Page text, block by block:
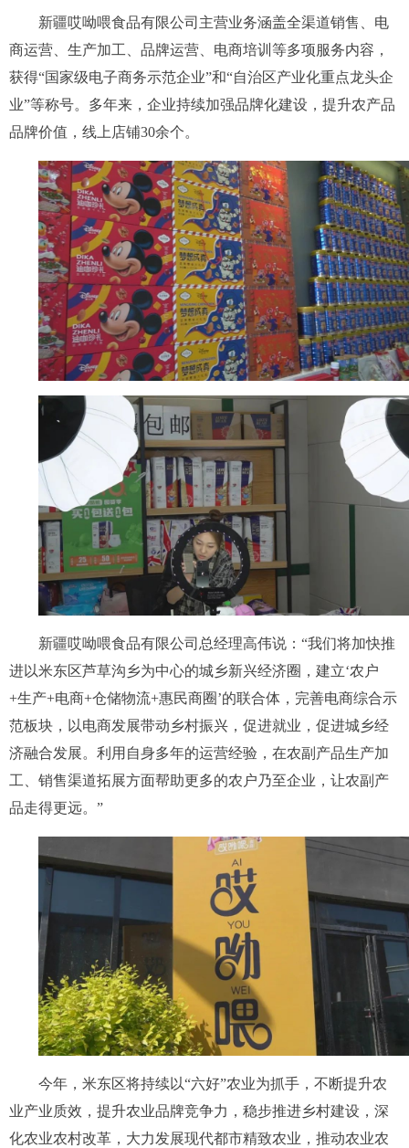
新疆哎呦喂食品有限公司主营业务涵盖全渠道销售、电
商运营、生产加工、品牌运营、电商培训等多项服务内容，
获得“国家级电子商务示范企业”和“自治区产业化重点龙头企
业”等称号。多年来，企业持续加强品牌化建设，提升农产品
品牌价值，线上店铺30余个。
新疆哎呦喂食品有限公司总经理高伟说：“我们将加快推
进以米东区芦草沟乡为中心的城乡新兴经济圈，建立‘农户
+生产+电商+仓储物流+惠民商圈’的联合体，完善电商综合示
范板块，以电商发展带动乡村振兴，促进就业，促进城乡经
济融合发展。利用自身多年的运营经验，在农副产品生产加
工、销售渠道拓展方面帮助更多的农户乃至企业，让农副产
品走得更远。”
今年，米东区将持续以“六好”农业为抓手，不断提升农
业产业质效，提升农业品牌竞争力，稳步推进乡村建设，深
化农业农村改革，大力发展现代都市精致农业，推动农业农